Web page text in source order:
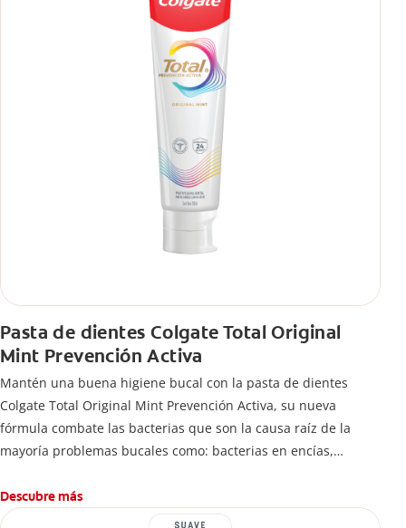
Pasta de dientes Colgate Total Original
Mint Prevención Activa
Mantén una buena higiene bucal con la pasta de dientes
Colgate Total Original Mint Prevención Activa, su nueva
fórmula combate las bacterias que son la causa raíz de la
mayoría problemas bucales como: bacterias en encías,
caries.
Descubre más